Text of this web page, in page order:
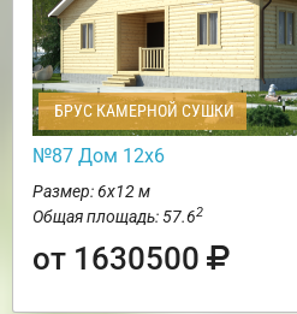
БРУС КАМЕРНОЙ СУШКИ
№87 Дом 12х6
Размер: 6х12 м
Общая площадь: 57.62
от 1630500